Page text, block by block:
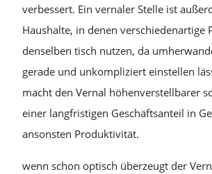
verbessert. Ein vernaler Stelle ist
Haushalte, in denen verschiedenartige
denselben tisch nutzen, da
gerade und unkompliziert einstellen
macht den Vernal höhenverstellbarer
einer langfristigen Geschäftsanteil in
ansonsten Produktivität.
wenn schon optisch überzeugt der